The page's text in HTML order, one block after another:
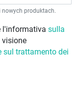
produktach.
l'informativa sulla
visione
trattamento dei